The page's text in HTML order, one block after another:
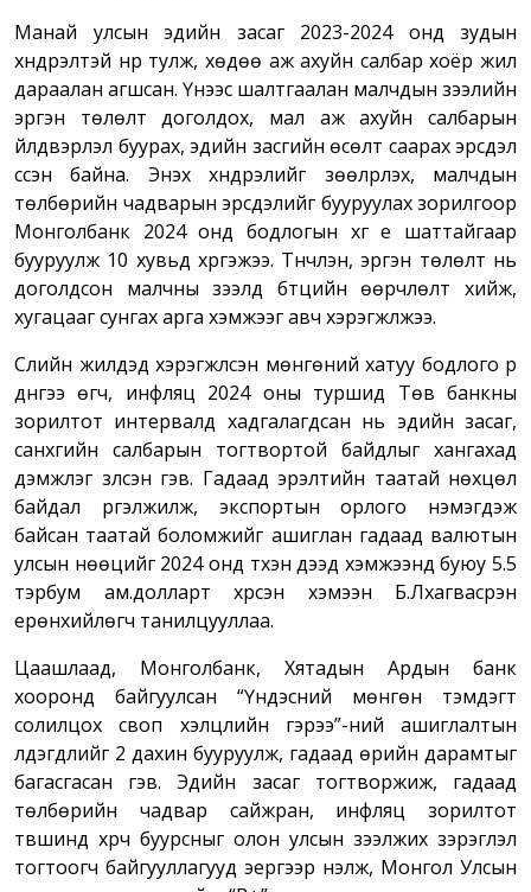
Манай улсын эдийн засаг 2023-2024 онд зудын
хүндрэлтэй нүүр тулж, хөдөө аж ахуйн салбар хоёр жил
дараалан агшсан. Үүнээс шалтгаалан малчдын зээлийн
эргэн төлөлт доголдох, мал аж ахуйн салбарын
үйлдвэрлэл буурах, эдийн засгийн өсөлт саарах эрсдэл
үүссэн байна. Энэхүү хүндрэлийг зөөлрүүлэх, малчдын
төлбөрийн чадварын эрсдэлийг бууруулах зорилгоор
Монголбанк 2024 онд бодлогын хүүг үе шаттайгаар
бууруулж 10 хувьд хүргэжээ. Түүнчлэн, эргэн төлөлт нь
доголдсон малчны зээлд бүтцийн өөрчлөлт хийж,
хугацааг сунгах арга хэмжээг авч хэрэгжүүлжээ.
Сүүлийн жилүүдэд хэрэгжүүлсэн мөнгөний хатуу бодлого үр
дүнгээ өгч, инфляц 2024 оны туршид Төв банкны
зорилтот интервалд хадгалагдсан нь эдийн засаг,
санхүүгийн салбарын тогтвортой байдлыг хангахад
дэмжлэг үзүүлсэн гэв. Гадаад эрэлтийн таатай нөхцөл
байдал үргэлжилж, экспортын орлого нэмэгдэж
байсан таатай боломжийг ашиглан гадаад валютын
улсын нөөцийг 2024 онд түүхэн дээд хэмжээнд буюу 5.5
тэрбум ам.долларт хүрсэн хэмээн Б.Лхагвасүрэн
ерөнхийлөгч танилцууллаа.
Цаашлаад, Монголбанк, Хятадын Ардын банк
хооронд байгуулсан “Үндэсний мөнгөн тэмдэгт
солилцох своп хэлцлийн гэрээ”-ний ашиглалтын
үлдэгдлийг 2 дахин бууруулж, гадаад өрийн дарамтыг
багасгасан гэв. Эдийн засаг тогтворжиж, гадаад
төлбөрийн чадвар сайжран, инфляц зорилтот
түвшинд хүрч буурсныг олон улсын зээлжих зэрэглэл
тогтоогч байгууллагууд эергээр үнэлж, Монгол Улсын